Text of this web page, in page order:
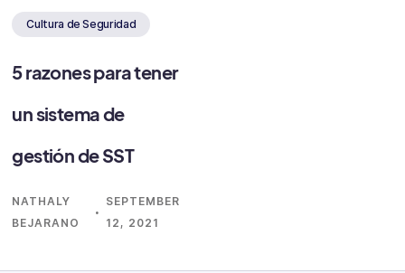
Cultura de Seguridad
5 razones para tener
un sistema de
gestión de SST
NATHALY
BEJARANO
·
SEPTEMBER
12, 2021